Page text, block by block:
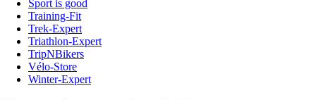
Sport is good
Training-Fit
Trek-Expert
Triathlon-Expert
TripNBikers
Vélo-Store
Winter-Expert